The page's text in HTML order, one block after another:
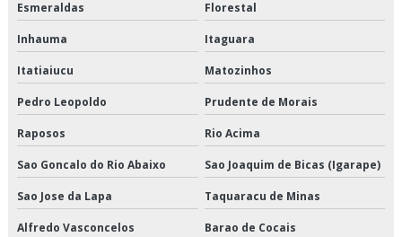
Empresas transportadoras de carga fracionada
Entrega de congelados em sp
Entrega de congelados preço
Entrega de congelados valor
Entrega de perecíveis em sp
Esmeraldas Florestal
Inhauma Itaguara
Itatiaiucu Matozinhos
Pedro Leopoldo Prudente de Morais
Raposos Rio Acima
Sao Goncalo do Rio Abaixo Sao Joaquim de Bicas (Igarape)
Sao Jose da Lapa Taquaracu de Minas
Alfredo Vasconcelos Barao de Cocais